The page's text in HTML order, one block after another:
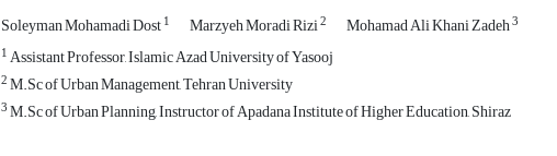
Soleyman Mohamadi Dost1 Marzyeh Moradi Rizi2 Mohamad Ali Khani Zadeh3
1Assistant Professor, Islamic Azad University of Yasooj
2M.Sc of Urban Management, Tehran University
3M.Sc of Urban Planning, Instructor of Apadana Institute of Higher Education, Shiraz